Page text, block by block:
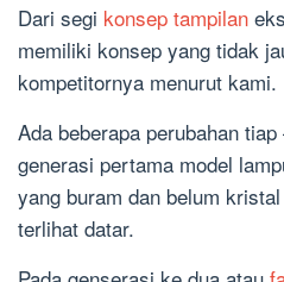
Dari segi konsep tampilan
memiliki konsep yang tidak
kompetitornya menurut kami.
Ada beberapa perubahan
generasi pertama model
yang buram dan belum
terlihat datar.